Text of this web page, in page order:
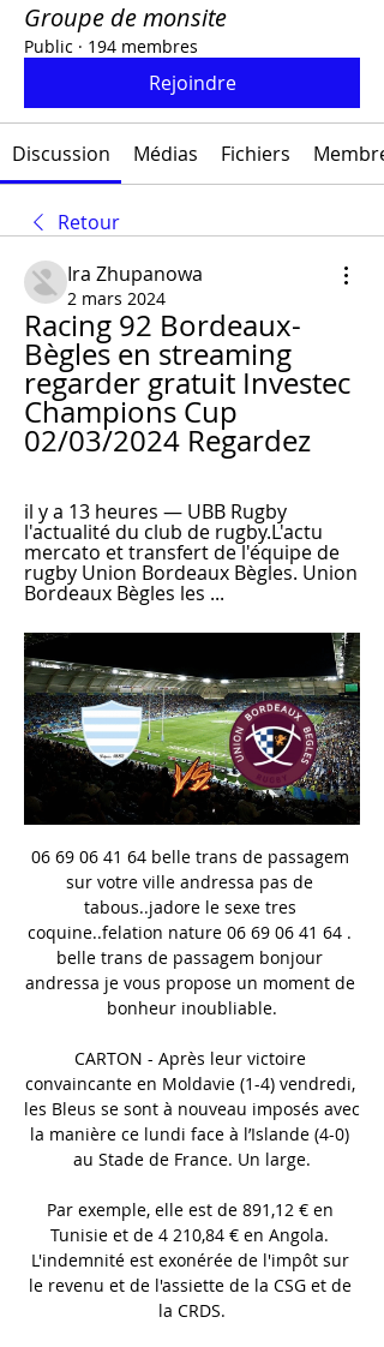
Groupe de monsite
Public · 194 membres
Rejoindre
Discussion Médias Fichiers
Retour
Ira Zhupanowa
2 mars 2024
Racing 92 Bordeaux-
Bègles en streaming
regarder gratuit Investec
Champions Cup
02/03/2024 Regardez
il y a 13 heures — UBB Rugby
l'actualité du club de rugby.L'actu
mercato et transfert de l'équipe de
rugby Union Bordeaux Bègles. Union
Bordeaux Bègles les ...
06 69 06 41 64 belle trans de passagem
sur votre ville andressa pas de
tabous..jadore le sexe tres
coquine..felation nature 06 69 06 41 64 .
belle trans de passagem bonjour
andressa je vous propose un moment de
bonheur inoubliable.
CARTON - Après leur victoire
convaincante en Moldavie (1-4) vendredi,
les Bleus se sont à nouveau imposés avec
la manière ce lundi face à l’Islande (4-0)
au Stade de France. Un large.
Par exemple, elle est de 891,12 € en
Tunisie et de 4 210,84 € en Angola.
L'indemnité est exonérée de l'impôt sur
le revenu et de l'assiette de la CSG et de
la CRDS.